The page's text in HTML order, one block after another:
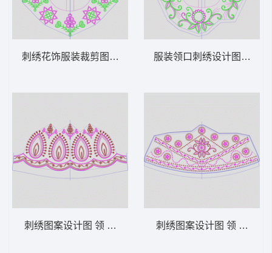
刺绣花饰服装裁剪图 领 衣边下摆 中东阿拉
刺绣图案设计图 领 衣边下摆 中东阿拉伯 泰
服装领口刺绣设计图 领 衣
刺绣图案设计图 领 衣边下